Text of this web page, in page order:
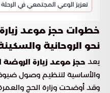
تعزيز الوعي المجتمعي في الرحلة
خطوات حجز موعد
نحو الروحانية
يعد حجز موعد زيارة الروضة
والأساسية لتنظيم وصول
وقد أوضحت وزارة الحج